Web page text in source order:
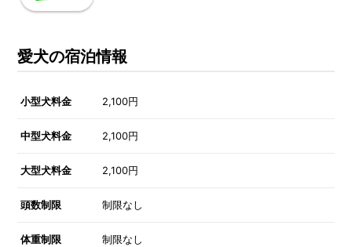
愛犬の宿泊情報
小型犬料金 2,100円
中型犬料金 2,100円
大型犬料金 2,100円
頭数制限 制限なし
体重制限 制限なし